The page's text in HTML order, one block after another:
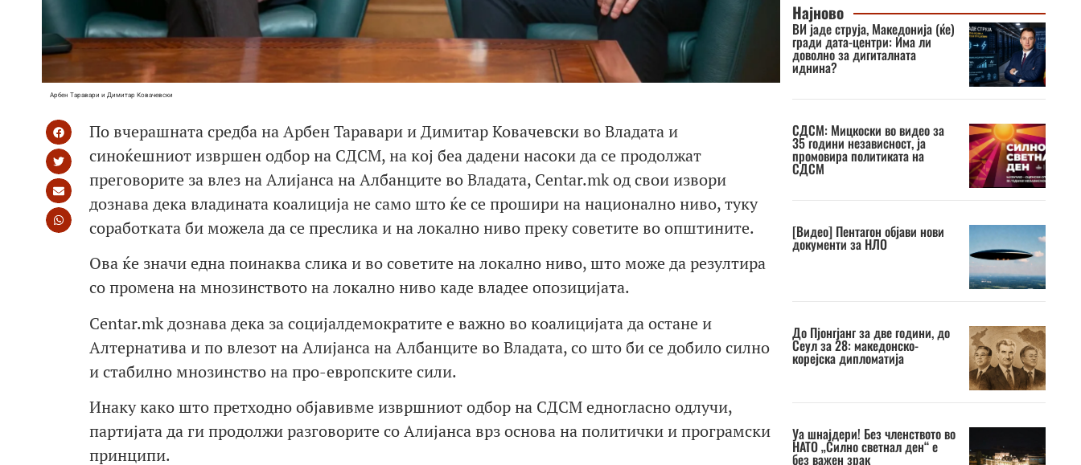
Арбен Таравари и Димитар Ковачевски
По вчерашната средба на Арбен Таравари и Димитар Ковачевски во Владата и
синоќешниот извршен одбор на СДСМ, на кој беа дадени насоки да се продолжат
преговорите за влез на Алијанса на Албанците во Владата, Centar.mk од свои извори
дознава дека владината коалиција не само што ќе се прошири на национално ниво, туку
соработката би можела да се преслика и на локално ниво преку советите во општините.
Ова ќе значи една поинаква слика и во советите на локално ниво, што може да резултира
со промена на мнозинството на локално ниво каде владее опозицијата.
Centar.mk дознава дека за социјалдемократите е важно во коалицијата да остане и
Алтернатива и по влезот на Алијанса на Албанците во Владата, со што би се добило силно
и стабилно мнозинство на про-европските сили.
Инаку како што претходно објавивме извршниот одбор на СДСМ едногласно одлучи,
партијата да ги продолжи разговорите со Алијанса врз основа на политички и програмски
принципи.
Најново
ВИ јаде струја, Македонија (ќе)
гради дата-центри: Има ли
доволно за дигиталната
иднина?
СДСМ: Мицкоски во видео за
35 години независност, ја
промовира политиката на
СДСМ
[Видео] Пентагон објави нови
документи за НЛО
До Пјонгјанг за две години, до
Сеул за 28: македонско-
корејска дипломатија
Уа шнајдери! Без членството во
НАТО „Силно светнал ден“ е
без важен зрак